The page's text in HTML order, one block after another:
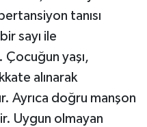
tanısı
sayı ile
yaşı,
alınarak
Ayrıca doğru manşon
Uygun olmayan